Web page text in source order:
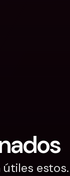
estos.